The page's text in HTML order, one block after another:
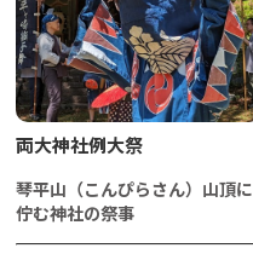
両大神社例大祭
琴平山（こんぴらさん）山頂に
佇む神社の祭事